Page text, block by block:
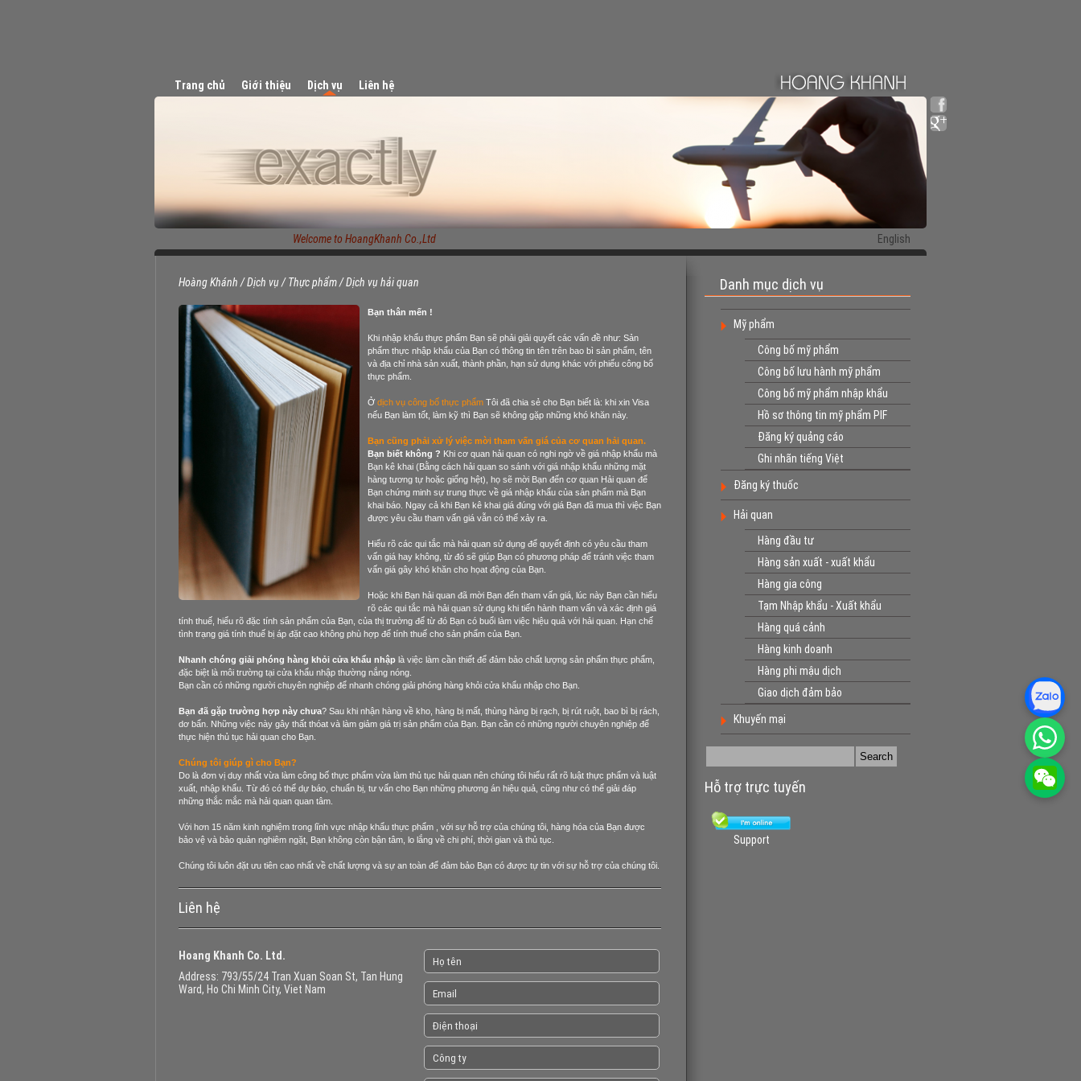
Trang chủ Giới thiệu Dịch vụ Liên hệ
Welcome to HoangKhanh Co.,Ltd English
Hoàng Khánh /Dịch vụ/Thực phẩm/Dịch vụ hải quan
Bạn thân mến !
Khi nhập khẩu thực phẩm Bạn sẽ phải giải quyết các vấn đề như: Sản
phẩm thực nhập khẩu của Bạn có thông tin tên trên bao bì sản phẩm, tên
và địa chỉ nhà sản xuất, thành phần, hạn sử dụng khác với phiếu công bố
thực phẩm.
Ở dịch vụ công bố thực phẩm Tôi đã chia sẻ cho Bạn biết là: khi xin Visa
nếu Bạn làm tốt, làm kỹ thì Bạn sẽ không gặp những khó khăn này.
Bạn cũng phải xử lý việc mời tham vấn giá của cơ quan hải quan.
Bạn biết không ? Khi cơ quan hải quan có nghi ngờ về giá nhập khẩu mà
Bạn kê khai (Bằng cách hải quan so sánh với giá nhập khẩu những mặt
hàng tương tự hoặc giống hệt), họ sẽ mời Bạn đến cơ quan Hải quan để
Bạn chứng minh sự trung thực về giá nhập khẩu của sản phẩm mà Bạn
khai báo. Ngay cả khi Bạn kê khai giá đúng với giá Bạn đã mua thì việc Bạn
được yêu cầu tham vấn giá vẫn có thể xảy ra.
Hiểu rõ các qui tắc mà hải quan sử dụng để quyết định có yêu cầu tham
vấn giá hay không, từ đó sẽ giúp Bạn có phương pháp để tránh việc tham
vấn giá gây khó khăn cho họat động của Bạn.
Hoặc khi Bạn hải quan đã mời Bạn đến tham vấn giá, lúc này Bạn cần hiểu
rõ các qui tắc mà hải quan sử dụng khi tiến hành tham vấn và xác định giá
tính thuế, hiểu rõ đặc tính sản phẩm của Bạn, của thị trường để từ đó Bạn có buổi làm việc hiệu quả với hải quan. Hạn chế
tình trạng giá tính thuế bị áp đặt cao không phù hợp để tính thuế cho sản phẩm của Bạn.
Nhanh chóng giải phóng hàng khỏi cửa khẩu nhập là việc làm cần thiết để đảm bảo chất lượng sản phẩm thực phẩm,
đặc biệt là môi trường tại cửa khẩu nhập thường nắng nóng.
Bạn cần có những người chuyên nghiệp để nhanh chóng giải phóng hàng khỏi cửa khẩu nhập cho Bạn.
Bạn đã gặp trường hợp này chưa? Sau khi nhận hàng về kho, hàng bị mất, thùng hàng bị rạch, bị rút ruột, bao bì bị rách,
dơ bẩn. Những việc này gây thất thóat và làm giảm giá trị sản phẩm của Bạn. Bạn cần có những người chuyên nghiệp để
thực hiện thủ tục hải quan cho Bạn.
Chúng tôi giúp gì cho Bạn?
Do là đơn vị duy nhất vừa làm công bố thực phẩm vừa làm thủ tục hải quan nên chúng tôi hiểu rất rõ luật thực phẩm và luật
xuất, nhập khẩu. Từ đó có thể dự báo, chuẩn bị, tư vấn cho Bạn những phương án hiệu quả, cũng như có thể giải đáp
những thắc mắc mà hải quan quan tâm.
Với hơn 15 năm kinh nghiệm trong lĩnh vực nhập khẩu thực phẩm , với sự hỗ trợ của chúng tôi, hàng hóa của Bạn được
bảo vệ và bảo quản nghiêm ngặt, Bạn không còn bận tâm, lo lắng về chi phí, thời gian và thủ tục.
Chúng tôi luôn đặt ưu tiên cao nhất về chất lượng và sự an toàn để đảm bảo Bạn có được tự tin với sự hỗ trợ của chúng tôi.
Liên hệ
Hoang Khanh Co. Ltd.
Address: 793/55/24 Tran Xuan Soan St, Tan Hung
Ward, Ho Chi Minh City, Viet Nam
Danh mục dịch vụ
Mỹ phẩm
Công bố mỹ phẩm
Công bố lưu hành mỹ phẩm
Công bố mỹ phẩm nhập khẩu
Hồ sơ thông tin mỹ phẩm PIF
Đăng ký quảng cáo
Ghi nhãn tiếng Việt
Đăng ký thuốc
Hải quan
Hàng đầu tư
Hàng sản xuất - xuất khẩu
Hàng gia công
Tạm Nhập khẩu - Xuất khẩu
Hàng quá cảnh
Hàng kinh doanh
Hàng phi mậu dịch
Giao dịch đảm bảo
Khuyến mại
Hỗ trợ trực tuyến
Support